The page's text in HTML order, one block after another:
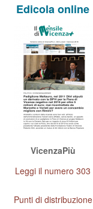
Edicola online
VicenzaPiù
Leggi il numero 303
Punti di distribuzione